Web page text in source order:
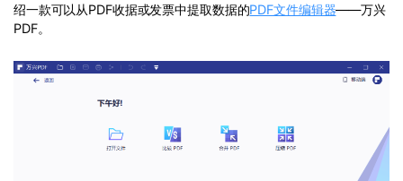
PDF页面调整
03.编辑PDF
绍一款可以从PDF收据或发票中提取数据的PDF文件编辑器——万兴
PDF。